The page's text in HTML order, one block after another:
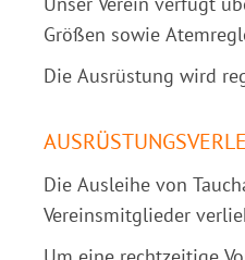
Größen sowie
Die Ausrüstung wird
Die Ausleihe von
Vereinsmitglieder